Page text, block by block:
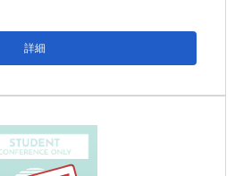
詳細